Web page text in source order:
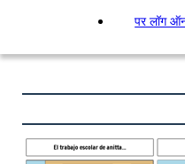
पर लॉग